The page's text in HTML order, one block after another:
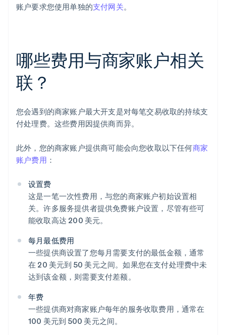
账户要求您使用单独的支付网关。
哪些费用与商家账户相关
联？
您会遇到的商家账户最大开支是对每笔交易收取的持续支
付处理费。这些费用因提供商而异。
此外，您的商家账户提供商可能会向您收取以下任何商家
账户费用 ：
设置费
这是一笔一次性费用，与您的商家账户初始设置相
关。许多服务提供者提供免费账户设置，尽管有些可
能收取高达 200 美元。
每月最低费用
一些提供商设置了您每月需要支付的最低金额，通常
在 20 美元到 50 美元之间。如果您在支付处理费中未
达到该金额，则需要支付差额。
年费
一些提供商对商家账户每年的服务收取费用，通常在
100 美元到 500 美元之间。